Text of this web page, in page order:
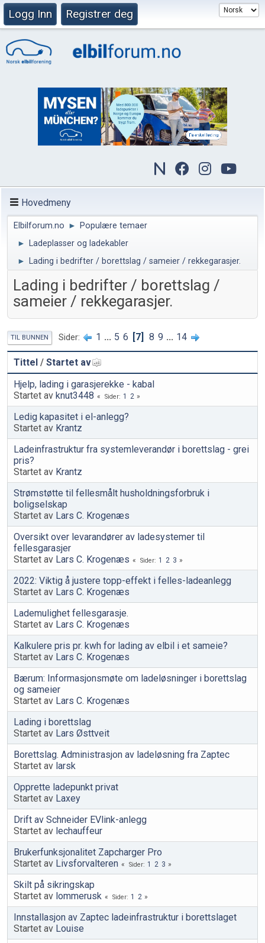
Logg Inn Registrer deg
Hovedmeny
Elbilforum.no ►
Populære temaer
►
Ladeplasser og ladekabler
►
Lading i bedrifter / borettslag / sameier / rekkegarasjer.
Lading i bedrifter / borettslag /
sameier / rekkegarasjer.
TIL BUNNEN Sider 1 ... 5 6 7 8 9 ... 14
Tittel / Startet av
Hjelp, lading i garasjerekke - kabal
Startet av knut3448 Sider 1 2
Ledig kapasitet i el-anlegg?
Startet av Krantz
Ladeinfrastruktur fra systemleverandør i borettslag - grei
pris?
Startet av Krantz
Strømstøtte til fellesmålt husholdningsforbruk i
boligselskap
Startet av Lars C. Krogenæs
Oversikt over levarandører av ladesystemer til
fellesgarasjer
Startet av Lars C. Krogenæs Sider 1 2 3
2022: Viktig å justere topp-effekt i felles-ladeanlegg
Startet av Lars C. Krogenæs
Lademulighet fellesgarasje.
Startet av Lars C. Krogenæs
Kalkulere pris pr. kwh for lading av elbil i et sameie?
Startet av Lars C. Krogenæs
Bærum: Informasjonsmøte om ladeløsninger i borettslag
og sameier
Startet av Lars C. Krogenæs
Lading i borettslag
Startet av Lars Østtveit
Borettslag. Administrasjon av ladeløsning fra Zaptec
Startet av larsk
Opprette ladepunkt privat
Startet av Laxey
Drift av Schneider EVlink-anlegg
Startet av lechauffeur
Brukerfunksjonalitet Zapcharger Pro
Startet av Livsforvalteren Sider 1 2 3
Skilt på sikringskap
Startet av lommerusk Sider 1 2
Innstallasjon av Zaptec ladeinfrastruktur i borettslaget
Startet av Louise